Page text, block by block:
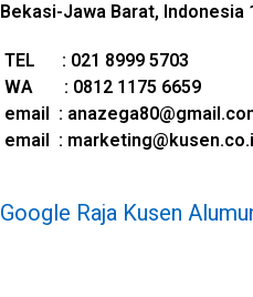
Bekasi-Jawa Barat, Indonesia
TEL : 021 8999 5703
WA : 0812 1175 6659
email :
email :
Google Raja Kusen